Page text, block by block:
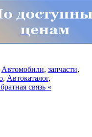
Автомобили, запчасти,
, Автокаталог,
связь «